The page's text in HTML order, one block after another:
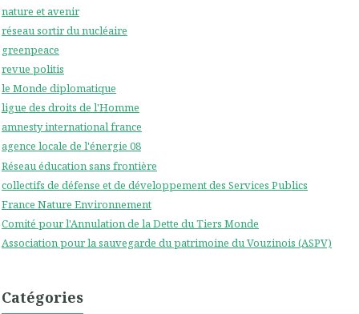
nature et avenir
réseau sortir du nucléaire
greenpeace
revue politis
le Monde diplomatique
ligue des droits de l'Homme
amnesty international france
agence locale de l'énergie 08
Réseau éducation sans frontière
collectifs de défense et de développement des Services Publics
France Nature Environnement
Comité pour l'Annulation de la Dette du Tiers Monde
Association pour la sauvegarde du patrimoine du Vouzinois (ASPV)
Catégories